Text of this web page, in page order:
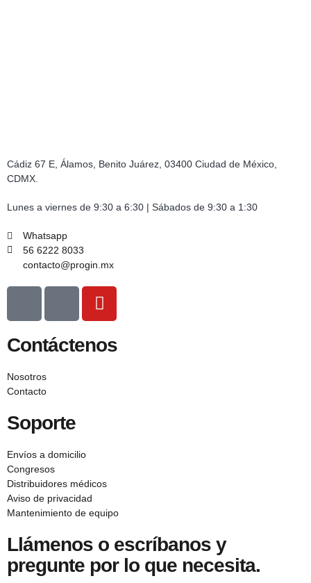
Cádiz 67 E, Álamos, Benito Juárez, 03400 Ciudad de México,
CDMX.
Lunes a viernes de 9:30 a 6:30 | Sábados de 9:30 a 1:30
Whatsapp
56 6222 8033
contacto@progin.mx
Contáctenos
Nosotros
Contacto
Soporte
Envíos a domicilio
Congresos
Distribuidores médicos
Aviso de privacidad
Mantenimiento de equipo
Llámenos o escríbanos y
pregunte por lo que necesita.